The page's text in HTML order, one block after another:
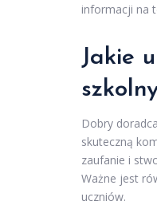
informacji na
Jakie
Dobry
skuteczną
zaufanie i
Ważne jest
uczniów.